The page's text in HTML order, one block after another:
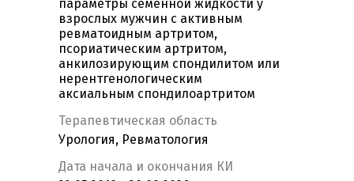
параметры семенной жидкости у
взрослых мужчин с активным
ревматоидным артритом,
псориатическим артритом,
анкилозирующим спондилитом или
нерентгенологическим
аксиальным спондилоартритом
Терапевтическая область
Урология, Ревматология
Дата начала и окончания КИ